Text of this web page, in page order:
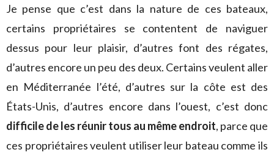
Je pense que c’est dans la nature de ces bateaux,
certains propriétaires se contentent de naviguer
dessus pour leur plaisir, d’autres font des régates,
d’autres encore un peu des deux. Certains veulent aller
en Méditerranée l’été, d’autres sur la côte est des
États-Unis, d’autres encore dans l’ouest, c’est donc
difficile de les réunir tous au même endroit, parce que
ces propriétaires veulent utiliser leur bateau comme ils